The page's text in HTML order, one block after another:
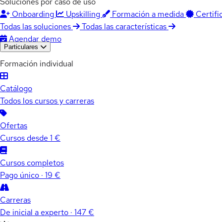
Onboarding
Upskilling Formación a medida
Todas las soluciones
Todas las características
Agendar demo
Particulares
Formación individual
Catálogo
Todos los cursos y carreras
Ofertas
Cursos desde 1 €
Cursos completos
Pago único · 19 €
Carreras
De inicial a experto · 147 €